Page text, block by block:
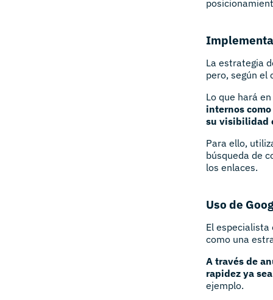
La estrategia
pero, según el
Lo que hará
internos
su visibilidad
Para ello,
búsqueda de
los enlaces.
Uso de
El
como una
A través de
rapidez ya
ejemplo.